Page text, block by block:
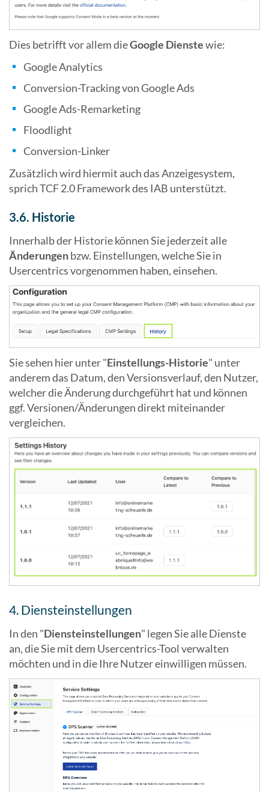
Dies betrifft vor allem dieGoogle Dienstewie:
Google Analytics
Conversion-Tracking von Google Ads
Google Ads-Remarketing
Floodlight
Conversion-Linker
Zusätzlich wird hiermit auch das Anzeigesystem,
sprich TCF 2.0 Framework des IAB unterstützt.
3.6. Historie
Innerhalb der Historie können Sie jederzeit alle
Änderungenbzw. Einstellungen, welche Sie in
Usercentrics vorgenommen haben, einsehen.
Sie sehen hier unter "Einstellungs-Historie" unter
anderem das Datum, den Versionsverlauf, den Nutzer,
welcher die Änderung durchgeführt hat und können
ggf. Versionen/Änderungen direkt miteinander
vergleichen.
4. Diensteinstellungen
In den "Diensteinstellungen" legen Sie alle Dienste
an, die Sie mit dem Usercentrics-Tool verwalten
möchten und in die Ihre Nutzer einwilligen müssen.